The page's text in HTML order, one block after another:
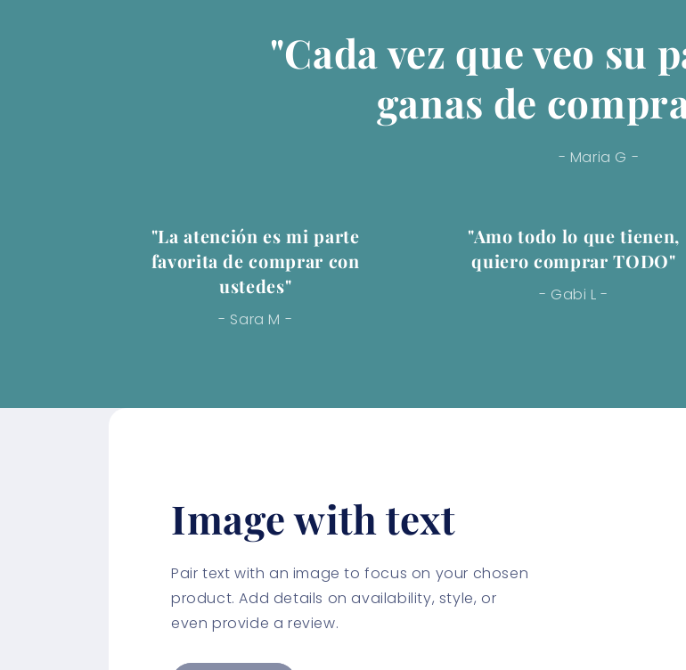
"Cada vez que veo su
ganas de
- Maria G -
"La atención es mi parte
favorita de comprar con
ustedes"
- Sara M -
"Amo todo lo que tienen,
quiero comprar TODO"
- Gabi L -
Image with text
Pair text with an image to focus on your chosen
product. Add details on availability, style, or
even provide a review.